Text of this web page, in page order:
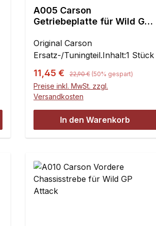
A005 Carson
Getriebeplatte für Wild GP
Original Carson
Ersatz-/Tuningteil.Inhalt:1 Stück
Verkaufspreis:
11,45 € Regulärer Preis:
22,90 € (50% gespart)
Preise inkl. MwSt. zzgl.
Versandkosten
In den Warenkorb